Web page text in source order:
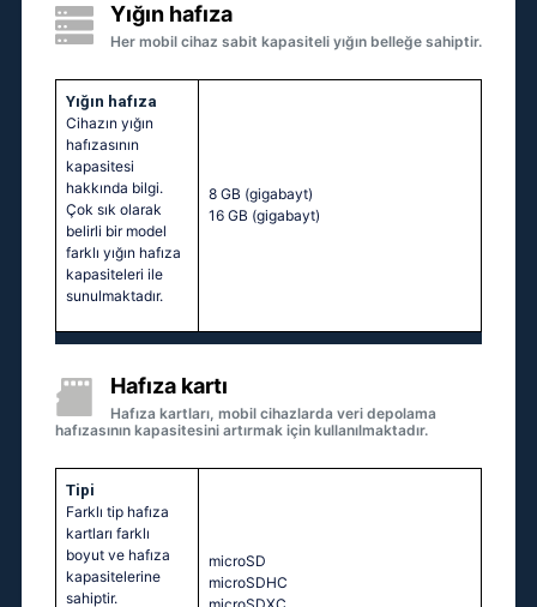
Yığın hafıza
Her mobil cihaz sabit kapasiteli yığın belleğe sahiptir.
Yığın hafıza
Cihazın yığın
hafızasının
kapasitesi
hakkında bilgi.
Çok sık olarak
belirli bir model
farklı yığın hafıza
kapasiteleri ile
sunulmaktadır.
8 GB (gigabayt)
16 GB (gigabayt)
Hafıza kartı
Hafıza kartları, mobil cihazlarda veri depolama
hafızasının kapasitesini artırmak için kullanılmaktadır.
Tipi
Farklı tip hafıza
kartları farklı
boyut ve hafıza
kapasitelerine
sahiptir.
microSD
microSDHC